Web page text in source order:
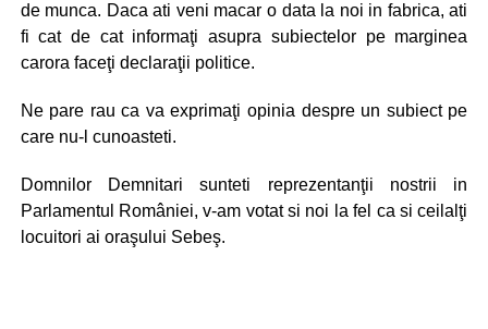
de munca. Daca ati veni macar o data la noi in fabrica, ati
fi cat de cat informaţi asupra subiectelor pe marginea
carora faceţi declaraţii politice.
Ne pare rau ca va exprimaţi opinia despre un subiect pe
care nu-l cunoasteti.
Domnilor Demnitari sunteti reprezentanţii nostrii in
Parlamentul României, v-am votat si noi la fel ca si ceilalţi
locuitori ai oraşului Sebeş.